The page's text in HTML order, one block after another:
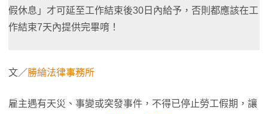
假休息」才可延至工作結束後30日內給予，否則都應該在工
作結束7天內提供完畢唷！
文／勝綸法律事務所
雇主遇有天災、事變或突發事件，不得已停止勞工假期，讓